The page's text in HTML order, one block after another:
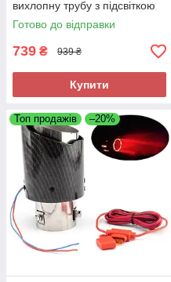
вихлопну трубу з підсвіткою
Червона Carbon Pro
Готово до відправки
739 ₴ 939 ₴
Купити
Топ продажів –20%